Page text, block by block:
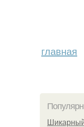
главная